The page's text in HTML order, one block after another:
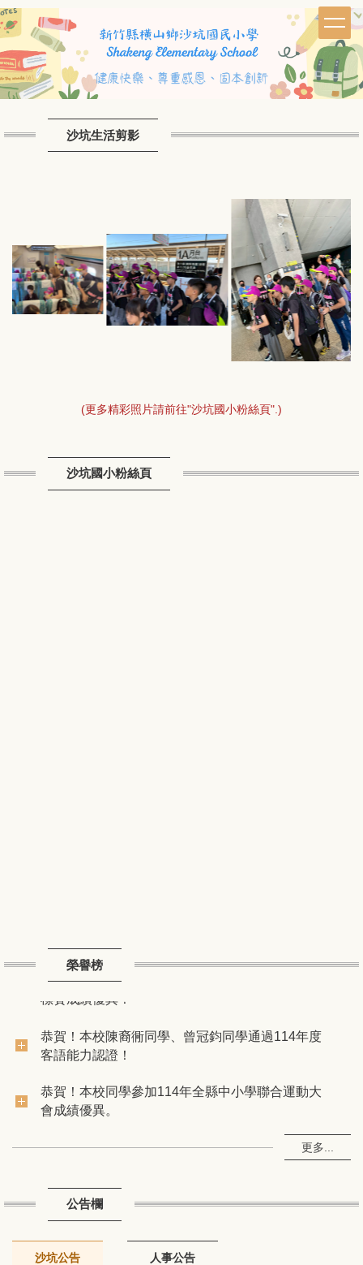
跳
到
要
內
容
沙坑生活剪影
(更多精彩照片請前往"沙坑國小粉絲頁".)
沙坑國小粉絲頁
榮譽榜
狂賀！本校同學參加115年新竹縣縣長盃跆拳道錦
恭賀！本校陳裔衕同學、曾冠鈞同學通過114年度
客語能力認證！
恭賀！本校同學參加114年全縣中小學聯合運動大
會成績優異。
恭賀！本校4位同學通過115年度客語能力認證！
標賽成績優異！
客語能力認證！
更多...
公告欄
沙坑公告 人事公告